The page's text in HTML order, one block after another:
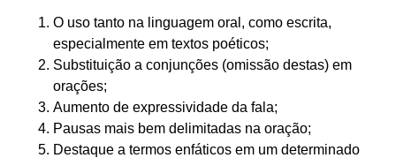
O uso tanto na linguagem oral, como escrita,
especialmente em textos poéticos;
Substituição a conjunções (omissão destas) em
orações;
Aumento de expressividade da fala;
Pausas mais bem delimitadas na oração;
Destaque a termos enfáticos em um determinado